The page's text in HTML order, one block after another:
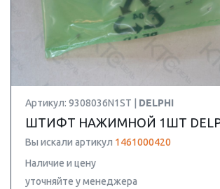
Артикул: 9308036N1ST | DELPHI
ШТИФТ НАЖИМНОЙ 1ШТ
Вы искали артикул 1461000420
Наличие и цену
уточняйте у менеджера